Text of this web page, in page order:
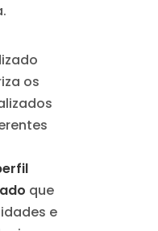
os
que
e